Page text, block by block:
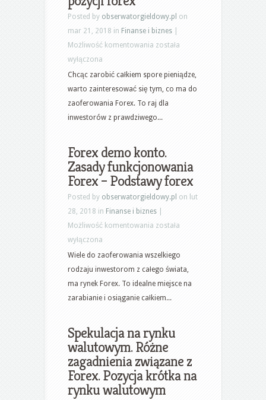
wygrywać?
Posted by obserwatorgieldowy.pl on
mar 21, 2018 in Finanse i biznes
Możliwość komentowania Forex
kupować
i
sprzedawać?
Internetowe
Kalkulator
pozycji
forex
została
wyłączona
Chcąc zarobić całkiem spore pieniądze,
warto zainteresować się tym, co ma do
zaoferowania Forex. To raj dla
inwestorów z prawdziwego...
Forex demo konto.
Zasady funkcjonowania
Forex – Podstawy forex
Posted by obserwatorgieldowy.pl on lut
28, 2018 in Finanse i biznes
Możliwość komentowania Forex
konto.
Zasady
funkcjonowania
Forex
forex
została
wyłączona
Wiele do zaoferowania wszelkiego
rodzaju inwestorom z całego świata,
ma rynek Forex. To idealne miejsce na
zarabianie i osiąganie całkiem...
Spekulacja na rynku
walutowym. Różne
zagadnienia związane z
Forex. Pozycja krótka na
rynku walutowym